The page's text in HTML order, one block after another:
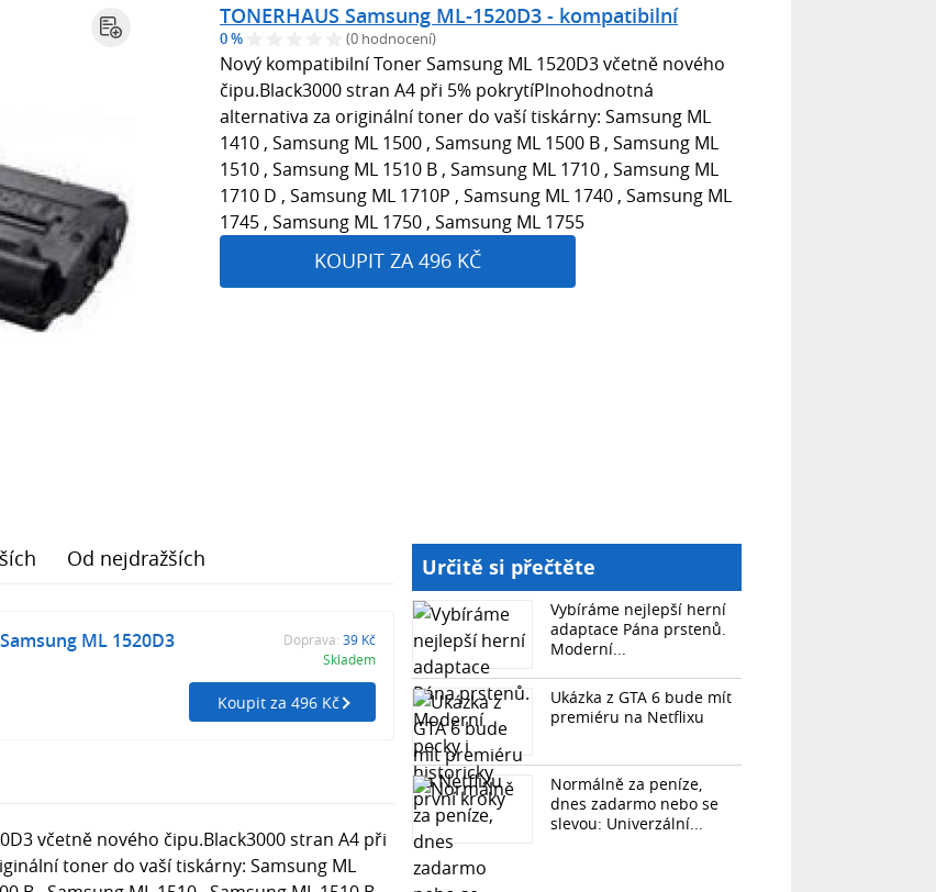
TONERHAUS Samsung ML-1520D3 - kompatibilní
0 % (0 hodnocení)
Nový kompatibilní Toner Samsung ML 1520D3 včetně nového
čipu.Black3000 stran A4 při 5% pokrytíPlnohodnotná
alternativa za originální toner do vaší tiskárny: Samsung ML
1410 , Samsung ML 1500 , Samsung ML 1500 B , Samsung ML
1510 , Samsung ML 1510 B , Samsung ML 1710 , Samsung ML
1710 D , Samsung ML 1710P , Samsung ML 1740 , Samsung ML
1745 , Samsung ML 1750 , Samsung ML 1755
KOUPIT ZA 496 KČ
Od nejdražších
ML 1520D3
Doprava: 39 Kč
Skladem
Koupit za 496 Kč
včetně nového čipu.Black3000 stran A4 při
toner do vaší tiskárny: Samsung ML
Určitě si přečtěte
Vybíráme nejlepší herní
adaptace Pána prstenů.
Moderní...
Ukázka z GTA 6 bude mít
premiéru na Netflixu
Normálně za peníze,
dnes zadarmo nebo se
slevou: Univerzální...